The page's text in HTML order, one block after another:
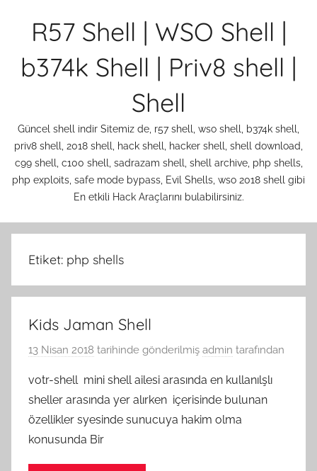
R57 Shell | WSO Shell |
b374k Shell | Priv8 shell |
Shell
Güncel shell indir Sitemiz de, r57 shell, wso shell, b374k shell,
priv8 shell, 2018 shell, hack shell, hacker shell, shell download,
c99 shell, c100 shell, sadrazam shell, shell archive, php shells,
php exploits, safe mode bypass, Evil Shells, wso 2018 shell gibi
En etkili Hack Araçlarını bulabilirsiniz.
Etiket: php shells
Kids Jaman Shell
13 Nisan 2018 tarihinde gönderilmiş admin tarafından
votr-shell mini shell ailesi arasında en kullanılşlı
sheller arasında yer alırken içerisinde bulunan
özellikler syesinde sunucuya hakim olma
konusunda Bir